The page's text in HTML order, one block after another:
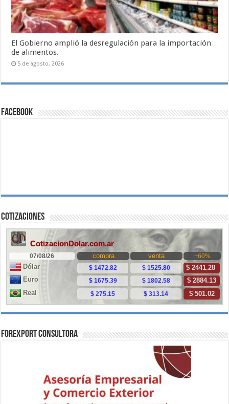
El Gobierno amplió la desregulación para la importación
de alimentos.
5 de agosto, 2026
Facebook
Cotizaciones
ForExport Consultora